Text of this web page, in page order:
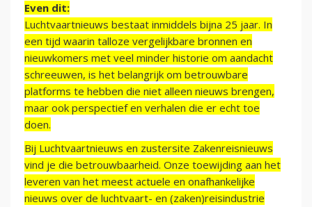
Even dit:
Luchtvaartnieuws bestaat inmiddels bijna 25 jaar. In
een tijd waarin talloze vergelijkbare bronnen en
nieuwkomers met veel minder historie om aandacht
schreeuwen, is het belangrijk om betrouwbare
platforms te hebben die niet alleen nieuws brengen,
maar ook perspectief en verhalen die er echt toe
doen.
Bij Luchtvaartnieuws en zustersite Zakenreisnieuws
vind je die betrouwbaarheid. Onze toewijding aan het
leveren van het meest actuele en onafhankelijke
nieuws over de luchtvaart- en (zaken)reisindustrie